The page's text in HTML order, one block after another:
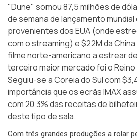
"Dune" somou 87,5 milhões de
de semana de lançamento mundial
provenientes dos EUA (onde
com o streaming) e $22M da
filme norte-americano a estrear
terceiro maior mercado foi o Reino
Seguiu-se a Coreia do Sul com
importância que os ecrãs IMAX
com 20,3% das receitas de
deste tipo de sala.
Com três grandes produções a rolar